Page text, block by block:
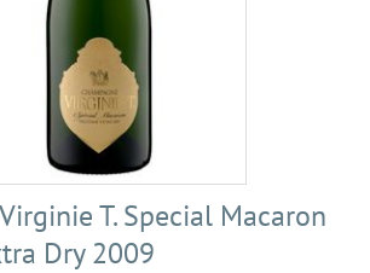
T. Special Macaron
Dry 2009